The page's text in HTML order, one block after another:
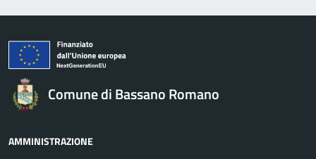
Comune di Bassano Romano
AMMINISTRAZIONE